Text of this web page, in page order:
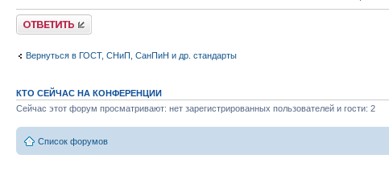
Ответить
Вернуться в ГОСТ, СНиП, СанПиН и др. стандарты
КТО СЕЙЧАС НА КОНФЕРЕНЦИИ
Сейчас этот форум просматривают: нет зарегистрированных пользователей и гости: 2
Список форумов